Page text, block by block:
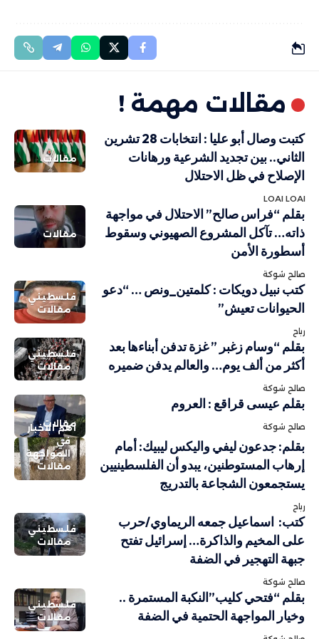
مقالات مهمة !
مقالات
كتبت وصال أبو عليا : انتخابات 28 تشرين
الثاني.. بين تجديد الشرعية ورهانات
الإصلاح في ظل الاحتلال
LOAI LOAI
مقالات
بقلم “فراس صالح” الاحتلال في مواجهة
ذاته… تآكل المشروع الصهيوني وسقوط
أسطورة الأمن
صالح شوكة
فلسطيني
مقالات
كتب نبيل دويكات : كلمتين_ونص … “دعو
الحيوانات تعيش”
رباح
فلسطيني
مقالات
بقلم “وسام زغبر ” غزة تدفن أبناءها بعد
أكثر من ألف يوم… والعالم يدفن ضميره
صالح شوكة
مقالات
بقلم عيسى قراقع : العروم
صالح شوكة
أهم الاخبار
في
المواجهة
مقالات
بقلم: جدعون ليفي واليكس ليبيك: أمام
إرهاب المستوطنين، يبدو أن الفلسطينيين
يستجمعون الشجاعة بالتدريج
رباح
فلسطيني
مقالات
كتب: اسماعيل جمعه الريماوي/حرب
على المخيم والذاكرة… إسرائيل تفتح
جبهة التهجير في الضفة
صالح شوكة
فلسطيني
مقالات
بقلم “فتحي كليب”النكبة المستمرة ..
وخيار المواجهة الحتمية في الضفة